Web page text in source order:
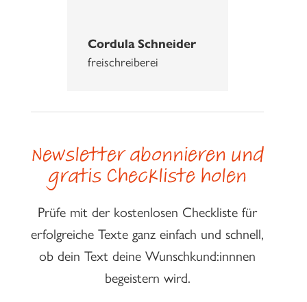
Cordula Schneider
freischreiberei
Newsletter abonnieren und
gratis Checkliste holen
Prüfe mit der kostenlosen Checkliste für
erfolgreiche Texte ganz einfach und schnell,
ob dein Text deine Wunschkund:innnen
begeistern wird.